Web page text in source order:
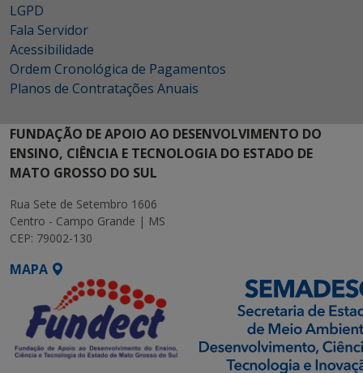
LGPD
Fala Servidor
Acessibilidade
Ordem Cronológica de Pagamentos
Planos de Contratações Anuais
FUNDAÇÃO DE APOIO AO DESENVOLVIMENTO DO
ENSINO, CIÊNCIA E TECNOLOGIA DO ESTADO DE
MATO GROSSO DO SUL
Rua Sete de Setembro 1606
Centro - Campo Grande | MS
CEP: 79002-130
MAPA